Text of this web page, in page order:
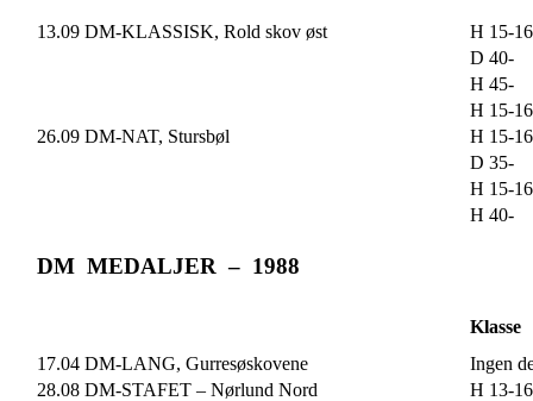
13.09 DM-KLASSISK, Rold skov øst
H 15-16
D 40-
H 45-
H 15-16
26.09 DM-NAT, Stursbøl
H 15-16
D 35-
H 15-16
H 40-
DM MEDALJER – 1988
Klasse
17.04 DM-LANG, Gurresøskovene
Ingen
28.08 DM-STAFET – Nørlund Nord
H 13-16